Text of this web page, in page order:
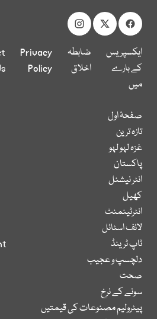
ایکسپریس
کے بارے
میں
ضابطہ
اخلاق
Privacy
Policy
صفحۂ اول
تازہ ترین
غزہ لہو لہو
پاکستان
انٹر نیشنل
کھیل
انٹرٹینمنٹ
لائف اسٹائل
ٹاپ ٹرینڈ
دلچسپ و عجیب
صحت
سونے کے نرخ
پیٹرولیم مصنوعات کی قیمتیں